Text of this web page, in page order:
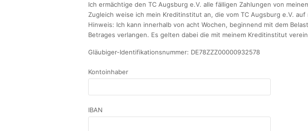
Ich ermächtige den TC Augsburg e.V. alle fälligen Zahlungen von
Zugleich weise ich mein Kreditinstitut an, die vom TC Augsburg e.V.
Hinweis: Ich kann innerhalb von acht Wochen, beginnend mit dem
Betrages verlangen. Es gelten dabei die mit meinem Kreditinstitut
Gläubiger-Identifikationsnummer: DE78ZZZ00000932578
Kontoinhaber
IBAN